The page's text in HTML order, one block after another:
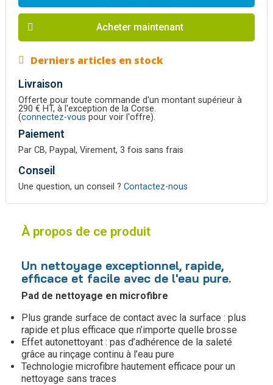
Acheter maintenant
Derniers articles en stock
Livraison
Offerte pour toute commande d'un montant supérieur à
290 € HT, à l'exception de la Corse.
(connectez-vous pour voir l'offre).
Paiement
Par CB, Paypal, Virement, 3 fois sans frais
Conseil
Une question, un conseil ? Contactez-nous
À propos de ce produit
Un nettoyage exceptionnel, rapide,
efficace et facile avec de l'eau pure.
Pad de nettoyage en microfibre
Plus grande surface de contact avec la surface : plus
rapide et plus efficace que n’importe quelle brosse
Effet autonettoyant : pas d’adhérence de la saleté
grâce au rinçage continu à l’eau pure
Technologie microfibre hautement efficace pour un
nettoyage sans traces